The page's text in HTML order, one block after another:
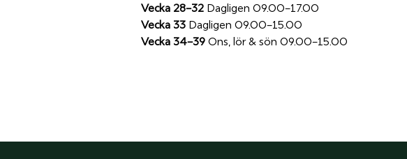
Vecka 28–32 Dagligen 09.00–17.00
Vecka 33 Dagligen 09.00–15.00
Vecka 34–39 Ons, lör & sön 09.00–15.00